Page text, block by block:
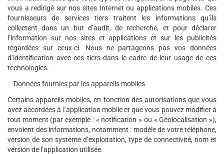
vous a redirigé sur nos sites Internet ou applications mobiles. Ces
fournisseurs de services tiers traitent les informations qu’ils
collectent dans un but d’audit, de recherche, et pour déclarer
l’information sur nos sites et applications et sur les publicités
regardées sur ceux-ci. Nous ne partageons pas vos données
d’identification avec ces tiers dans le cadre de leur usage de ces
technologies.
– Données fournies par les appareils mobiles
Certains appareils mobiles, en fonction des autorisations que vous
avez accordées à l’application mobile et que vous pouvez modifier à
tout moment (par exemple : « notification » ou « Géolocalisation »),
envoient des informations, notamment : modèle de votre téléphone,
version de son système d’exploitation, type de connectivité, nom et
version de l’application utilisée.